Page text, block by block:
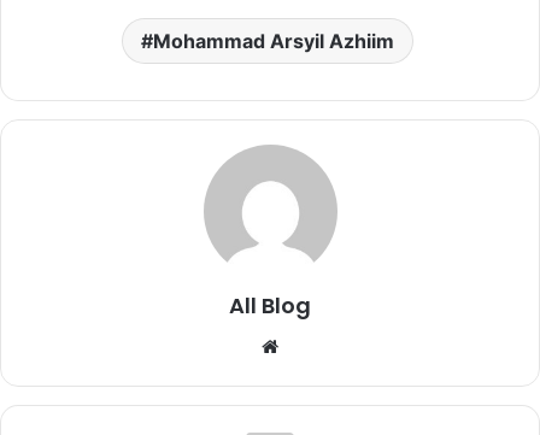
Mohammad Arsyil Azhiim
All Blog
Website